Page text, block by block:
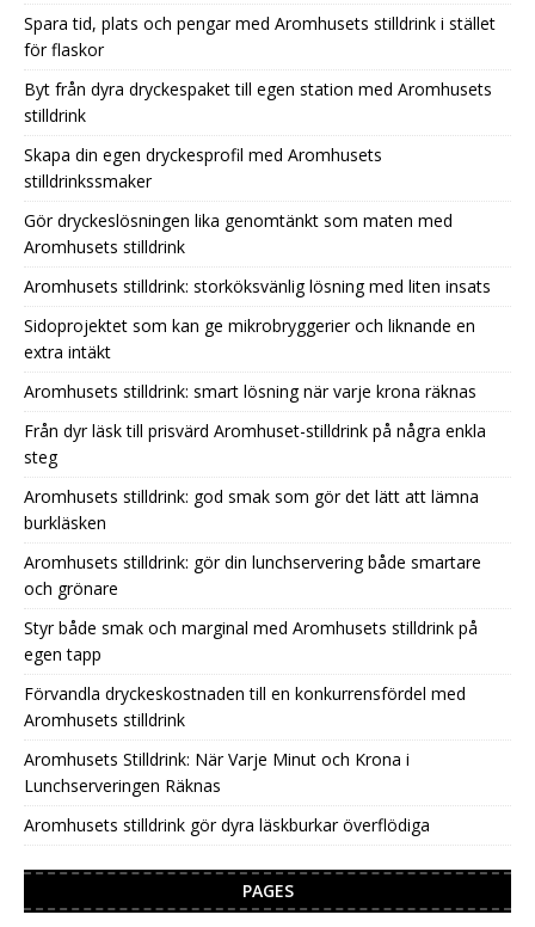
Spara tid, plats och pengar med Aromhusets stilldrink i stället
för flaskor
Byt från dyra dryckespaket till egen station med Aromhusets
stilldrink
Skapa din egen dryckesprofil med Aromhusets
stilldrinkssmaker
Gör dryckeslösningen lika genomtänkt som maten med
Aromhusets stilldrink
Aromhusets stilldrink: storköksvänlig lösning med liten insats
Sidoprojektet som kan ge mikrobryggerier och liknande en
extra intäkt
Aromhusets stilldrink: smart lösning när varje krona räknas
Från dyr läsk till prisvärd Aromhuset-stilldrink på några enkla
steg
Aromhusets stilldrink: god smak som gör det lätt att lämna
burkläsken
Aromhusets stilldrink: gör din lunchservering både smartare
och grönare
Styr både smak och marginal med Aromhusets stilldrink på
egen tapp
Förvandla dryckeskostnaden till en konkurrensfördel med
Aromhusets stilldrink
Aromhusets Stilldrink: När Varje Minut och Krona i
Lunchserveringen Räknas
Aromhusets stilldrink gör dyra läskburkar överflödiga
PAGES